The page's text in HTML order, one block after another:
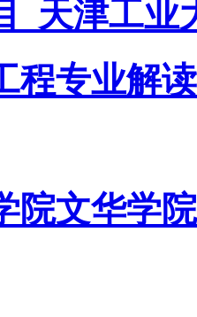
_天津工业
程专业解
院文华学院